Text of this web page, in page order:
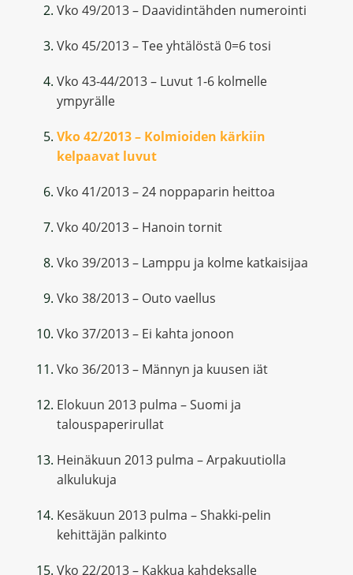
Vko 49/2013 – Daavidintähden numerointi
Vko 45/2013 – Tee yhtälöstä 0=6 tosi
Vko 43-44/2013 – Luvut 1-6 kolmelle
ympyrälle
Vko 42/2013 – Kolmioiden kärkiin
kelpaavat luvut
Vko 41/2013 – 24 noppaparin heittoa
Vko 40/2013 – Hanoin tornit
Vko 39/2013 – Lamppu ja kolme katkaisijaa
Vko 38/2013 – Outo vaellus
Vko 37/2013 – Ei kahta jonoon
Vko 36/2013 – Männyn ja kuusen iät
Elokuun 2013 pulma – Suomi ja
talouspaperirullat
Heinäkuun 2013 pulma – Arpakuutiolla
alkulukuja
Kesäkuun 2013 pulma – Shakki-pelin
kehittäjän palkinto
Vko 22/2013 – Kakkua kahdeksalle